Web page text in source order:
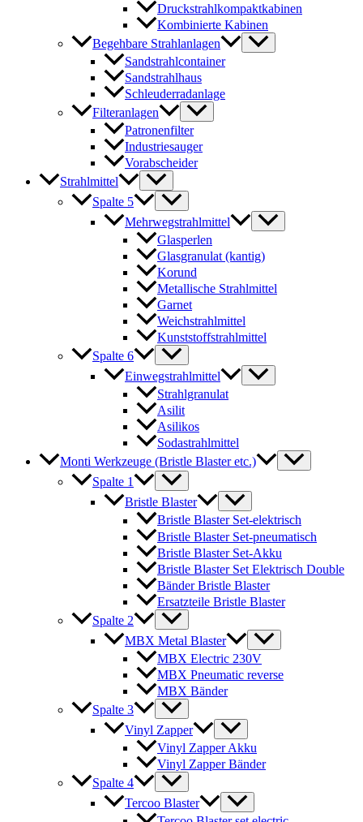
Druckstrahlkompaktkabinen
Kombinierte Kabinen
Begehbare Strahlanlagen
Sandstrahlcontainer
Sandstrahlhaus
Schleuderradanlage
Filteranlagen
Patronenfilter
Industriesauger
Vorabscheider
Strahlmittel
Spalte 5
Mehrwegstrahlmittel
Glasperlen
Glasgranulat (kantig)
Korund
Metallische Strahlmittel
Garnet
Weichstrahlmittel
Kunststoffstrahlmittel
Spalte 6
Einwegstrahlmittel
Strahlgranulat
Asilit
Asilikos
Sodastrahlmittel
Monti Werkzeuge (Bristle Blaster etc.)
Spalte 1
Bristle Blaster
Bristle Blaster Set-elektrisch
Bristle Blaster Set-pneumatisch
Bristle Blaster Set-Akku
Bristle Blaster Set Elektrisch Double
Bänder Bristle Blaster
Ersatzteile Bristle Blaster
Spalte 2
MBX Metal Blaster
MBX Electric 230V
MBX Pneumatic reverse
MBX Bänder
Spalte 3
Vinyl Zapper
Vinyl Zapper Akku
Vinyl Zapper Bänder
Spalte 4
Tercoo Blaster